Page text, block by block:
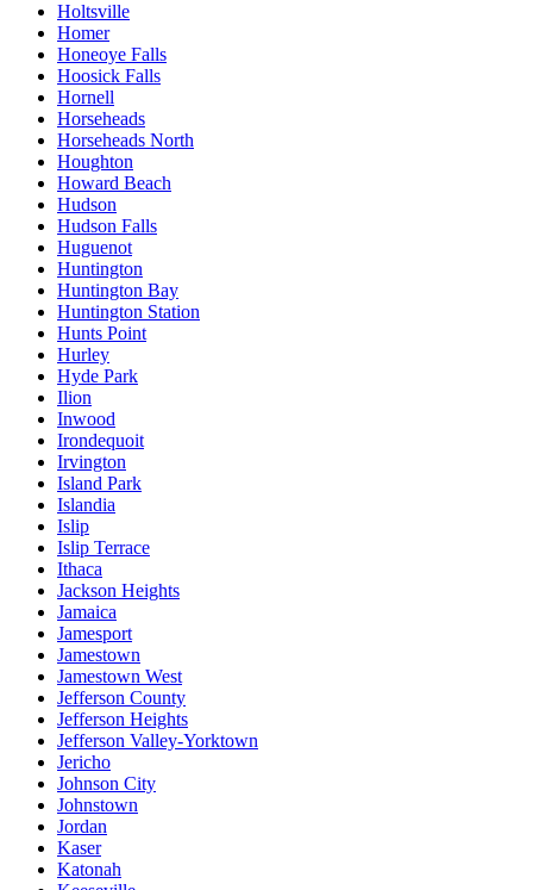
Holtsville
Homer
Honeoye Falls
Hoosick Falls
Hornell
Horseheads
Horseheads North
Houghton
Howard Beach
Hudson
Hudson Falls
Huguenot
Huntington
Huntington Bay
Huntington Station
Hunts Point
Hurley
Hyde Park
Ilion
Inwood
Irondequoit
Irvington
Island Park
Islandia
Islip
Islip Terrace
Ithaca
Jackson Heights
Jamaica
Jamesport
Jamestown
Jamestown West
Jefferson County
Jefferson Heights
Jefferson Valley-Yorktown
Jericho
Johnson City
Johnstown
Jordan
Kaser
Katonah